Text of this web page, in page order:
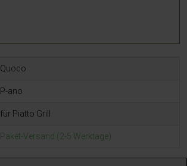
Quoco
P-ano
für Piatto Grill
Paket-Versand (2-5 Werktage)